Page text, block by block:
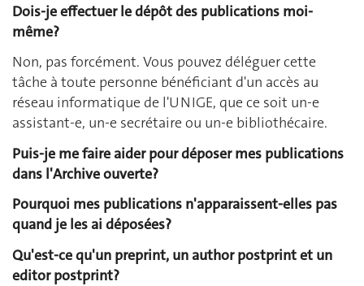
Dois-je effectuer le dépôt des publications moi-
même?
Non, pas forcément. Vous pouvez déléguer cette
tâche à toute personne bénéficiant d'un accès au
réseau informatique de l'UNIGE, que ce soit un-e
assistant-e, un-e secrétaire ou un-e bibliothécaire.
Puis-je me faire aider pour déposer mes publications
dans l'Archive ouverte?
Pourquoi mes publications n'apparaissent-elles pas
quand je les ai déposées?
Qu'est-ce qu'un preprint, un author postprint et un
editor postprint?